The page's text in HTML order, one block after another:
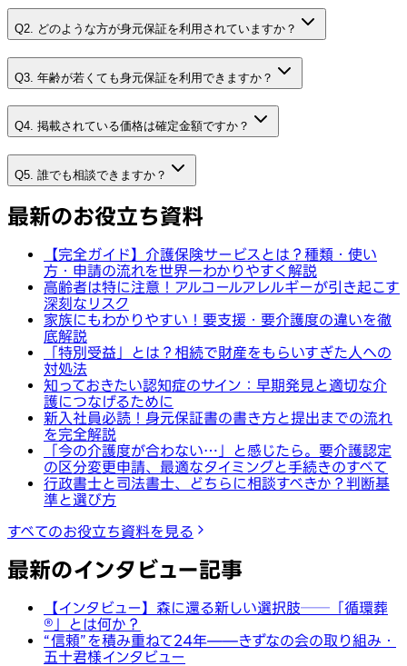
Q2. どのような方が身元保証を利用されていますか？
Q3. 年齢が若くても身元保証を利用できますか？
Q4. 掲載されている価格は確定金額ですか？
Q5. 誰でも相談できますか？
最新のお役立ち資料
【完全ガイド】介護保険サービスとは？種類・使い
方・申請の流れを世界一わかりやすく解説
高齢者は特に注意！アルコールアレルギーが引き起こす
深刻なリスク
家族にもわかりやすい！要支援・要介護度の違いを徹
底解説
「特別受益」とは？相続で財産をもらいすぎた人への
対処法
知っておきたい認知症のサイン：早期発見と適切な介
護につなげるために
新入社員必読！身元保証書の書き方と提出までの流れ
を完全解説
「今の介護度が合わない…」と感じたら。要介護認定
の区分変更申請、最適なタイミングと手続きのすべて
行政書士と司法書士、どちらに相談すべきか？判断基
準と選び方
すべてのお役立ち資料を見る
最新のインタビュー記事
【インタビュー】森に還る新しい選択肢──「循環葬
®︎」とは何か？
“信頼”を積み重ねて24年——きずなの会の取り組み・
五十君様インタビュー